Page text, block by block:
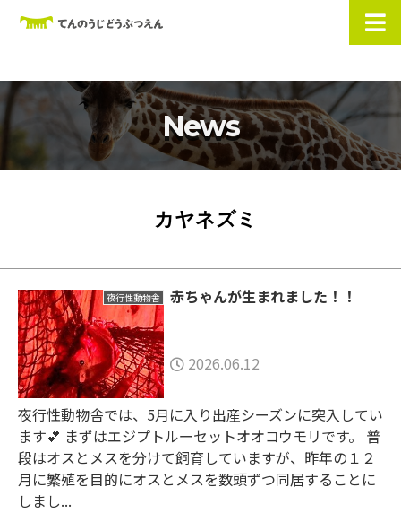
News
カヤネズミ
夜行性動物舎 赤ちゃんが生まれました！！
2026.06.12
夜行性動物舎では、5月に入り出産シーズンに突入してい
ます💕 まずはエジプトルーセットオオコウモリです。 普
段はオスとメスを分けて飼育していますが、昨年の１２
月に繁殖を目的にオスとメスを数頭ずつ同居することに
しまし...